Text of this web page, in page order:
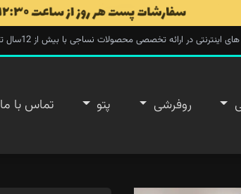
در ارائه تخصصی محصولات نساجی با بیش از 12سال تجربه ...
روفرشی پتو تماس با ما